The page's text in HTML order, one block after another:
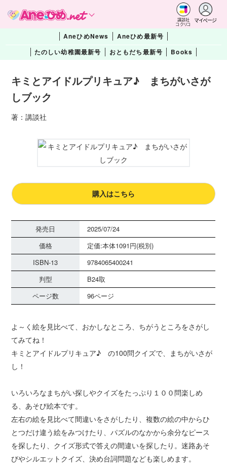
講談社
コクリコ
マイページ
AneひめNews
Aneひめ最新号
たのしい幼稚園最新号
おともだち最新号 Books
キミとアイドルプリキュア♪ まちがいさが
しブック
著：講談社
購入はこちら
発売日
2025/07/24
価格
定価:本体1091円(税別)
ISBN-13
9784065400241
判型
B24取
ページ数
96ページ
よ～く絵を見比べて、おかしなところ、ちがうところをさがし
てみてね！
キミとアイドルプリキュア♪ の100問クイズで、まちがいさが
し！
いろいろなまちがい探しやクイズをたっぷり１００問楽しめ
る、あそび絵本です。
左右の絵を見比べて間違いをさがしたり、複数の絵の中からひ
とつだけ違う絵をみつけたり、パズルのなかから余分なピース
を探したり、クイズ形式で答えの間違いを探したり。迷路あそ
びやシルエットクイズ、決め台詞問題なども楽しめます。